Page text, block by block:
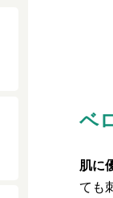
ベ
肌に
ても